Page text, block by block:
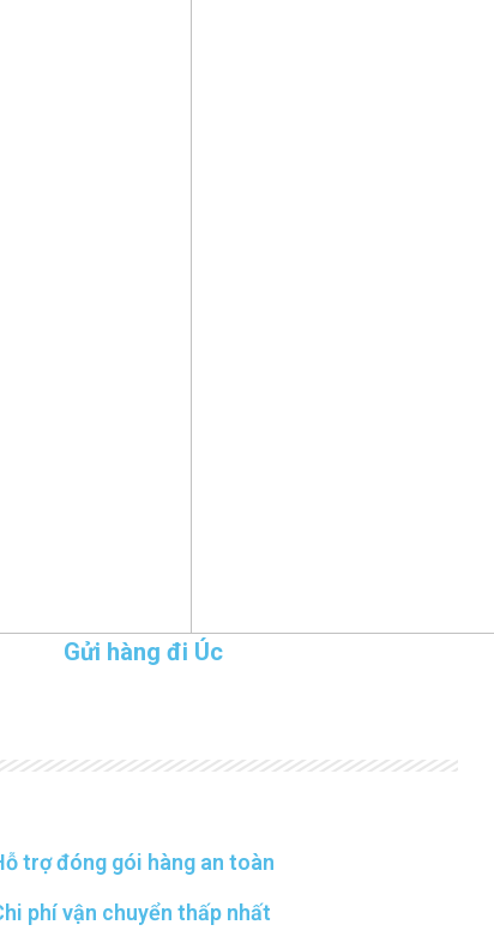
Gửi hàng đi Úc
trợ đóng gói hàng an toàn
phí vận chuyển thấp nhất